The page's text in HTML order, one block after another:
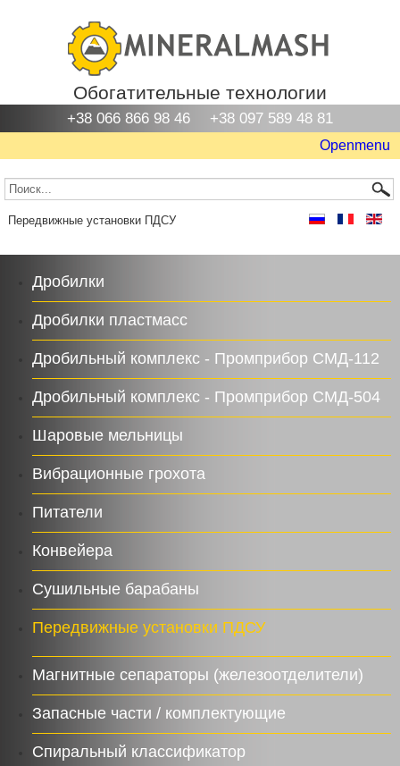
Обогатительные технологии
+38 066 866 98 46 +38 097 589 48 81
Openmenu
Передвижные установки ПДСУ
Дробилки
Дробилки пластмасс
Дробильный комплекс - Промприбор СМД-112
Дробильный комплекс - Промприбор СМД-504
Шаровые мельницы
Вибрационные грохота
Питатели
Конвейера
Сушильные барабаны
Передвижные установки ПДСУ
Магнитные сепараторы (железоотделители)
Запасные части / комплектующие
Спиральный классификатор